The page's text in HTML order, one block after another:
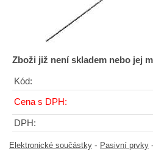
Zboži již není skladem nebo jej
Kód:
Cena s DPH:
DPH:
Elektronické součástky - Pasivní prvky -